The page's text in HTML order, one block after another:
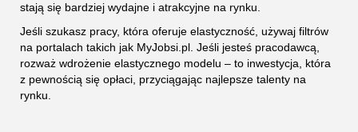
stają się bardziej wydajne i atrakcyjne na rynku.
Jeśli szukasz pracy, która oferuje elastyczność, używaj filtrów
na portalach takich jak MyJobsi.pl. Jeśli jesteś pracodawcą,
rozważ wdrożenie elastycznego modelu – to inwestycja, która
z pewnością się opłaci, przyciągając najlepsze talenty na
rynku.